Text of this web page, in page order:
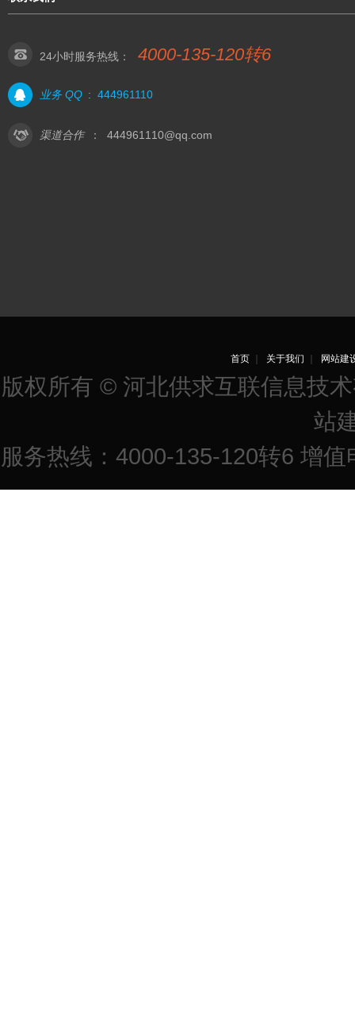
24小时服务热线： 4000-135-120转6
业务 QQ : 444961110
渠道合作 ： 444961110@qq.com
首页｜ 关于我们 网站建
版权所有 © 河北供求互联信息技
站
服务热线：4000-135-120转6 增